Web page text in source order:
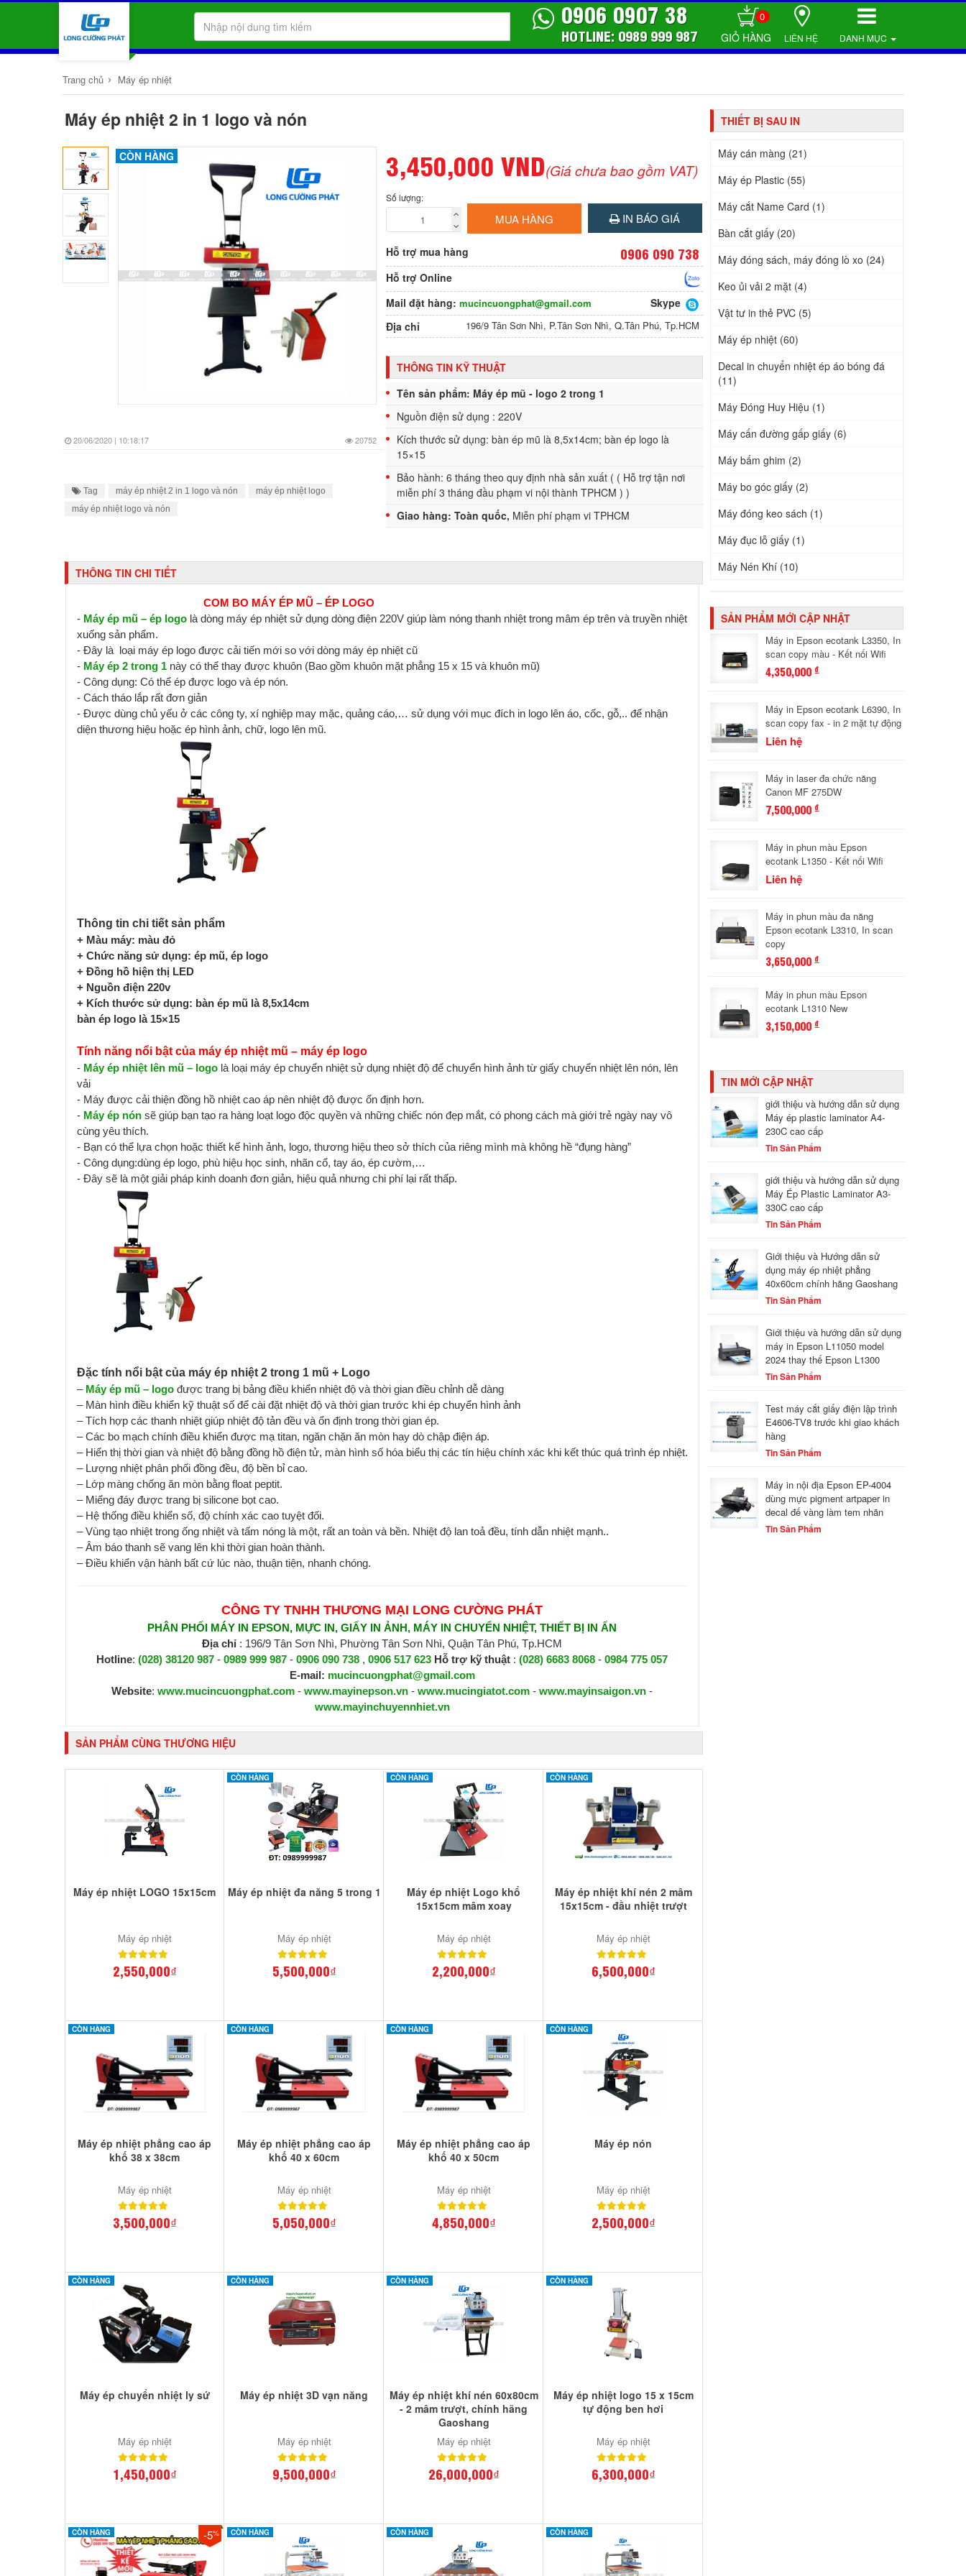
0
DANH MỤC
0906 0907 38
HOTLINE: 0989 999 987 LIÊN HỆ
Trang chủ › Máy ép nhiệt
Máy ép nhiệt 2 in 1 logo và nón
CÒN HÀNG
20/06/2020 | 10:18:17 20752
Tag máy ép nhiệt 2 in 1 logo và nón
máy ép nhiệt logo
máy ép nhiệt logo và nón
3,450,000 VND(Giá chưa bao gồm VAT)
Số lượng:
MUA HÀNG IN BÁO GIÁ
Hỗ trợ mua hàng 0906 090 738
Hỗ trợ Online
Mail đặt hàng: mucincuongphat@gmail.com
Skype
Địa chỉ
196/9 Tân Sơn Nhì, P.Tân Sơn Nhì, Q.Tân Phú, Tp.HCM
THÔNG TIN KỸ THUẬT
Tên sản phẩm: Máy ép mũ - logo 2 trong 1
Nguồn điện sử dụng : 220V
Kích thước sử dụng: bàn ép mũ là 8,5x14cm; bàn ép logo là
15×15
Bảo hành: 6 tháng theo quy định nhà sản xuất ( ( Hỗ trợ tận nơi
miễn phí 3 tháng đầu phạm vi nội thành TPHCM ) )
Giao hàng: Toàn quốc, Miễn phí phạm vi TPHCM
THÔNG TIN CHI TIẾT
COM BO MÁY ÉP MŨ – ÉP LOGO
- Máy ép mũ – ép logolà dòng máy ép nhiệt sử dụng dòng điện 220V giúp làm nóng thanh nhiệt trong mâm ép trên và truyền nhiệt
xuống sản phẩm.
- Đây là loại máy ép logo được cải tiến mới so với dòng máy ép nhiệt cũ
- Máy ép 2 trong 1 này có thể thay được khuôn (Bao gồm khuôn mặt phẳng 15 x 15 và khuôn mũ)
- Công dụng: Có thể ép được logo và ép nón.
- Cách tháo lắp rất đơn giản
- Được dùng chủ yếu ở các công ty, xí nghiệp may mặc, quảng cáo,… sử dụng với mục đích in logo lên áo, cốc, gỗ,.. để nhận
diện thương hiệu hoặc ép hình ảnh, chữ, logo lên mũ.
Thông tin chi tiết sản phẩm
+ Màu máy: màu đỏ
+ Chức năng sử dụng: ép mũ, ép logo
+ Đồng hồ hiện thị LED
+ Nguồn điện 220v
+ Kích thước sử dụng: bàn ép mũ là 8,5x14cm
bàn ép logo là 15×15
Tính năng nổi bật của máy ép nhiệt mũ – máy ép logo
- Máy ép nhiệt lên mũ – logolà loại máy ép chuyển nhiệt sử dụng nhiệt độ để chuyển hình ảnh từ giấy chuyển nhiệt lên nón, lên
vải
- Máy được cải thiện đồng hồ nhiệt cao áp nên nhiệt độ được ổn định hơn.
- Máy ép nónsẽ giúp bạn tạo ra hàng loạt logo độc quyền và những chiếc nón đẹp mắt, có phong cách mà giới trẻ ngày nay vô
cùng yêu thích.
- Bạn có thể lựa chọn hoặc thiết kế hình ảnh, logo, thương hiệu theo sở thích của riêng mình mà không hề “đụng hàng”
- Công dụng:dùng ép logo, phù hiệu học sinh, nhãn cổ, tay áo, ép cườm,…
- Đây sẽ là một giải pháp kinh doanh đơn giản, hiệu quả nhưng chi phí lại rất thấp.
Đặc tính nổi bật của máy ép nhiệt 2 trong 1 mũ + Logo
– Máy ép mũ – logo được trang bị bảng điều khiển nhiệt độ và thời gian điều chỉnh dễ dàng
– Màn hình điều khiển kỹ thuật số để cài đặt nhiệt độ và thời gian trước khi ép chuyển hình ảnh
– Tích hợp các thanh nhiệt giúp nhiệt độ tản đều và ổn định trong thời gian ép.
– Các bo mạch chính điều khiển được mạ titan, ngăn chặn ăn mòn hay dò chập điện áp.
– Hiển thị thời gian và nhiệt độ bằng đồng hồ điện tử, màn hình số hóa biểu thị các tín hiệu chính xác khi kết thúc quá trình ép nhiệt.​
– Lượng nhiệt phân phối đồng đều, độ bền bỉ cao.
– Lớp màng chống ăn mòn bằng float peptit.
– Miếng đáy được trang bị silicone bọt cao.
– Hệ thống điều khiển số, độ chính xác cao tuyệt đối.
– Vùng tạo nhiệt trong ống nhiệt và tấm nóng là một, rất an toàn và bền. Nhiệt độ lan toả đều, tính dẫn nhiệt mạnh.​.
– Âm báo thanh sẽ vang lên khi thời gian hoàn thành.​
– Điều khiển vận hành bất cứ lúc nào, thuận tiện, nhanh chóng.
CÔNG TY TNHH THƯƠNG MẠI LONG CƯỜNG PHÁT
PHÂN PHỐI MÁY IN EPSON, MỰC IN, GIẤY IN ẢNH, MÁY IN CHUYỂN NHIỆT, THIẾT BỊ IN ẤN
Địa chỉ : 196/9 Tân Sơn Nhì, Phường Tân Sơn Nhì, Quận Tân Phú, Tp.HCM
Hotline:(028) 38120 987-0989 999 987-0906 090 738 ,0906 517 623 Hỗ trợ kỹ thuật :(028) 6683 8068 -0984 775 057
E-mail: mucincuongphat@gmail.com
Website:www.mucincuongphat.com -www.mayinepson.vn -www.mucingiatot.com -www.mayinsaigon.vn -
www.mayinchuyennhiet.vn
SẢN PHẨM CÙNG THƯƠNG HIỆU
Máy ép nhiệt LOGO 15x15cm
Máy ép nhiệt
2,550,000₫
CÒN HÀNG
Máy ép nhiệt đa năng 5 trong 1
Máy ép nhiệt
5,500,000₫
CÒN HÀNG
Máy ép nhiệt Logo khổ
15x15cm mâm xoay
Máy ép nhiệt
2,200,000₫
CÒN HÀNG
Máy ép nhiệt khí nén 2 mâm
15x15cm - đầu nhiệt trượt
Máy ép nhiệt
6,500,000₫
CÒN HÀNG
Máy ép nhiệt phẳng cao áp
khố 38 x 38cm
Máy ép nhiệt
3,500,000₫
CÒN HÀNG
Máy ép nhiệt phẳng cao áp
khố 40 x 60cm
Máy ép nhiệt
5,050,000₫
CÒN HÀNG
Máy ép nhiệt phẳng cao áp
khố 40 x 50cm
Máy ép nhiệt
4,850,000₫
CÒN HÀNG
Máy ép nón
Máy ép nhiệt
2,500,000₫
CÒN HÀNG
Máy ép chuyển nhiệt ly sứ
Máy ép nhiệt
1,450,000₫
CÒN HÀNG
Máy ép nhiệt 3D vạn năng
Máy ép nhiệt
9,500,000₫
CÒN HÀNG
Máy ép nhiệt khí nén 60x80cm
- 2 mâm trượt, chính hãng
Gaoshang
Máy ép nhiệt
26,000,000₫
CÒN HÀNG
Máy ép nhiệt logo 15 x 15cm
tự động ben hơi
Máy ép nhiệt
6,300,000₫
-5%
CÒN HÀNG CÒN HÀNG CÒN HÀNG CÒN HÀNG
THIẾT BỊ SAU IN
Máy cán màng (21)
Máy ép Plastic (55)
Máy cắt Name Card (1)
Bàn cắt giấy (20)
Máy đóng sách, máy đóng lò xo (24)
Keo ủi vải 2 mặt (4)
Vật tư in thẻ PVC (5)
Máy ép nhiệt (60)
Decal in chuyển nhiệt ép áo bóng đá
(11)
Máy Đóng Huy Hiệu (1)
Máy cấn đường gấp giấy (6)
Máy bấm ghim (2)
Máy bo góc giấy (2)
Máy đóng keo sách (1)
Máy đục lỗ giấy (1)
Máy Nén Khí (10)
SẢN PHẨM MỚI CẬP NHẬT
Máy in Epson ecotank L3350, In
scan copy màu - Kết nối Wifi
4,350,000đ
Máy in Epson ecotank L6390, In
scan copy fax - in 2 mặt tự động
Liên hệ
Máy in laser đa chức năng
Canon MF 275DW
7,500,000đ
Máy in phun màu Epson
ecotank L1350 - Kết nối Wifi
Liên hệ
Máy in phun màu đa năng
Epson ecotank L3310, In scan
copy
3,650,000đ
Máy in phun màu Epson
ecotank L1310 New
3,150,000đ
TIN MỚI CẬP NHẬT
giới thiệu và hướng dẫn sử dụng
Máy ép plastic laminator A4-
230C cao cấp
Tin Sản Phẩm
giới thiệu và hướng dẫn sử dụng
Máy Ép Plastic Laminator A3-
330C cao cấp
Tin Sản Phẩm
Giới thiệu và Hướng dẫn sử
dụng máy ép nhiệt phẳng
40x60cm chính hãng Gaoshang
Tin Sản Phẩm
Giới thiệu và hướng dẫn sử dụng
máy in Epson L11050 model
2024 thay thế Epson L1300
Tin Sản Phẩm
Test máy cắt giấy điện lập trình
E4606-TV8 trước khi giao khách
hàng
Tin Sản Phẩm
Máy in nội địa Epson EP-4004
dùng mực pigment artpaper in
decal đế vàng làm tem nhãn
Tin Sản Phẩm